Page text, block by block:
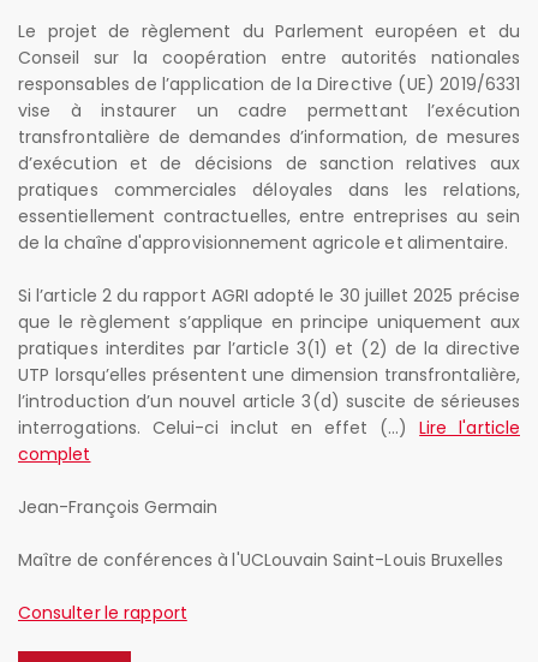
Le projet de règlement du Parlement européen et du
Conseil sur la coopération entre autorités nationales
responsables de l’application de la Directive (UE) 2019/6331
vise à instaurer un cadre permettant l’exécution
transfrontalière de demandes d’information, de mesures
d’exécution et de décisions de sanction relatives aux
pratiques commerciales déloyales dans les relations,
essentiellement contractuelles, entre entreprises au sein
de la chaîne d'approvisionnement agricole et alimentaire.
Si l’article 2 du rapport AGRI adopté le 30 juillet 2025 précise
que le règlement s’applique en principe uniquement aux
pratiques interdites par l’article 3(1) et (2) de la directive
UTP lorsqu’elles présentent une dimension transfrontalière,
l’introduction d’un nouvel article 3(d) suscite de sérieuses
interrogations. Celui-ci inclut en effet (...)Lire l'article
complet
Jean-François Germain
Maître de conférences à l'UCLouvain Saint-Louis Bruxelles
Consulter le rapport